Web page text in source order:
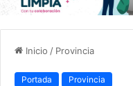
Inicio / Provincia
Portada Provincia